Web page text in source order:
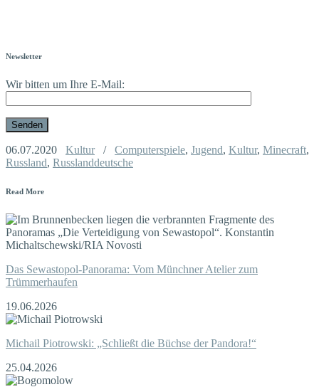
Newsletter
Wir bitten um Ihre E-Mail:
06.07.2020 Kultur/ Computerspiele, Jugend, Kultur, Minecraft,
Russland, Russlanddeutsche
Read More
Das Sewastopol-Panorama: Vom Münchner Atelier zum
Trümmerhaufen
19.06.2026
Michail Piotrowski: „Schließt die Büchse der Pandora!“
25.04.2026